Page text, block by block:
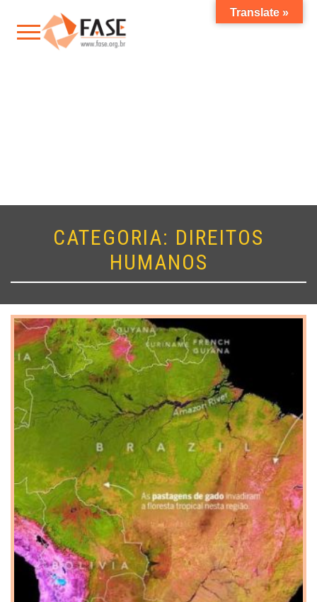
CATEGORIA: DIREITOS
HUMANOS
Translate »